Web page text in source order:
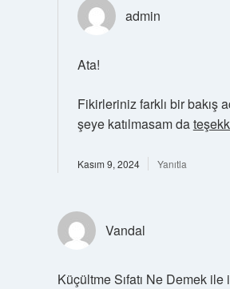
admin
Ata!
Fikirleriniz farklı bir bakış
şeye katılmasam da
Kasım 9, 2024 Yanıtla
Vandal
Küçültme Sıfatı Ne Demek